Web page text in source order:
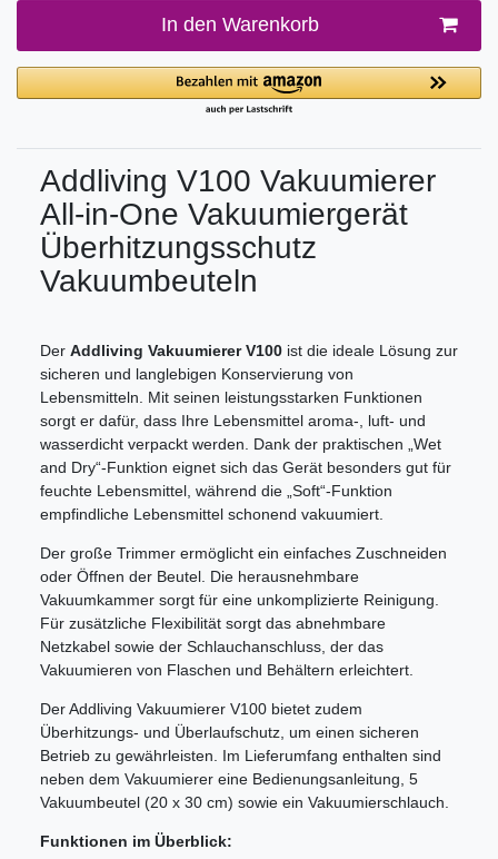
In den Warenkorb
Addliving V100 Vakuumierer
All-in-One Vakuumiergerät
Überhitzungsschutz
Vakuumbeuteln
Der Addliving Vakuumierer V100 ist die ideale Lösung zur
sicheren und langlebigen Konservierung von
Lebensmitteln. Mit seinen leistungsstarken Funktionen
sorgt er dafür, dass Ihre Lebensmittel aroma-, luft- und
wasserdicht verpackt werden. Dank der praktischen „Wet
and Dry“-Funktion eignet sich das Gerät besonders gut für
feuchte Lebensmittel, während die „Soft“-Funktion
empfindliche Lebensmittel schonend vakuumiert.
Der große Trimmer ermöglicht ein einfaches Zuschneiden
oder Öffnen der Beutel. Die herausnehmbare
Vakuumkammer sorgt für eine unkomplizierte Reinigung.
Für zusätzliche Flexibilität sorgt das abnehmbare
Netzkabel sowie der Schlauchanschluss, der das
Vakuumieren von Flaschen und Behältern erleichtert.
Der Addliving Vakuumierer V100 bietet zudem
Überhitzungs- und Überlaufschutz, um einen sicheren
Betrieb zu gewährleisten. Im Lieferumfang enthalten sind
neben dem Vakuumierer eine Bedienungsanleitung, 5
Vakuumbeutel (20 x 30 cm) sowie ein Vakuumierschlauch.
Funktionen im Überblick: